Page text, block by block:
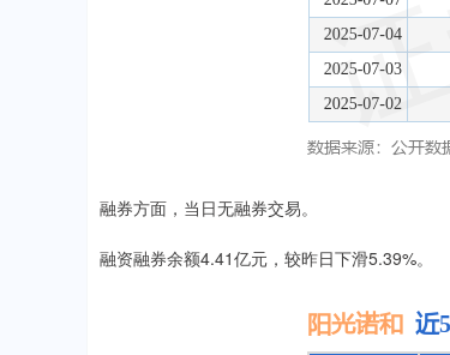
融券方面，当日无融券交易。
融资融券余额4.41亿元，较昨日下滑5.39%。